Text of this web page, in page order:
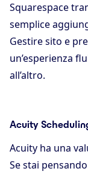
Squarespace
semplice
Gestire sito e
un’esperienza
all’altro.
Acuity
Acuity ha una
Se stai